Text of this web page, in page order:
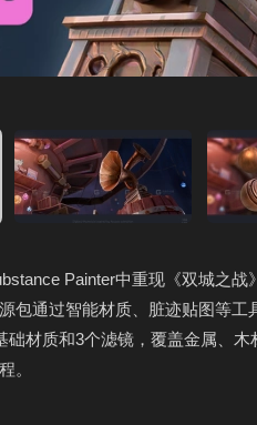
Painter中重现《双城之
包通过智能材质、脏迹贴图等
础材质和3个滤镜，覆盖金属、
。